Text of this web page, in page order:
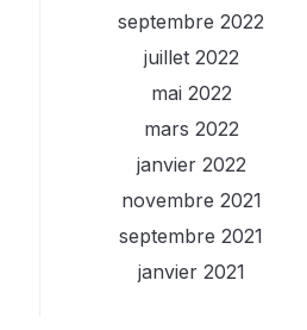
septembre 2022
juillet 2022
mai 2022
mars 2022
janvier 2022
novembre 2021
septembre 2021
janvier 2021